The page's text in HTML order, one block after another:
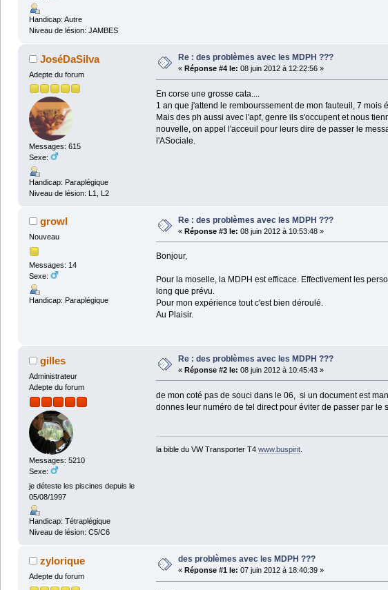
Handicap: Autre
Niveau de lésion: JAMBES
JoséDaSilva
Adepte du forum
Messages: 615
Sexe:
Handicap: Paraplégique
Niveau de lésion: L1, L2
Re : des problèmes avec les MDPH ???
« Réponse #4 le: 08 juin 2012 à 12:22:56 »
En corse une grosse cata....
1 an que j'attend le rembourssement de mon fauteuil, 7 mois
Mais des ph aussi avec l'apf, genre ils s'occupent et nous
nouvelle, on appel l'acceuil pour leurs dire de passer le
l'ASociale.
growl
Nouveau
Messages: 14
Sexe:
Handicap: Paraplégique
Re : des problèmes avec les MDPH ???
« Réponse #3 le: 08 juin 2012 à 10:53:48 »
Bonjour,
Pour la moselle, la MDPH est efficace. Effectivement les
long que prévu.
Pour mon expérience tout c'est bien déroulé.
Au Plaisir.
gilles
Administrateur
Adepte du forum
Messages: 5210
Sexe:
je déteste les piscines depuis le
05/08/1997
Handicap: Tétraplégique
Niveau de lésion: C5/C6
Re : des problèmes avec les MDPH ???
« Réponse #2 le: 08 juin 2012 à 10:45:43 »
de mon coté pas de souci dans le 06, si un document est
donnes leur numéro de tel direct pour éviter de passer par le
la bible du VW Transporter T4 www.buspirit.
zylorique
Adepte du forum
des problèmes avec les MDPH ???
« Réponse #1 le: 07 juin 2012 à 18:40:39 »